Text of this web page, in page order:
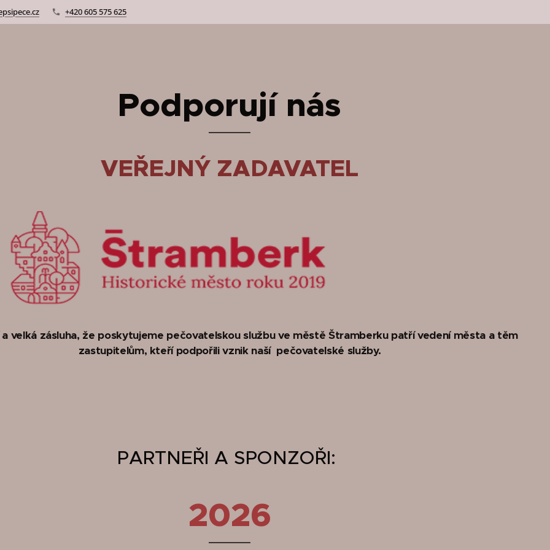
+420 605 575 625
Podporují nás
VEŘEJNÝ ZADAVATEL
a velká zásluha, že poskytujeme pečovatelskou službu ve městě Štramberku patří vedení města a těm
zastupitelům, kteří podpořili vznik naší pečovatelské služby.
PARTNEŘI A SPONZOŘI:
2026